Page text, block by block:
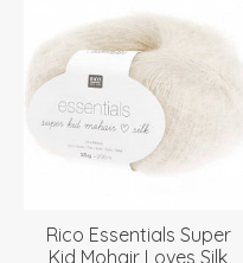
Rico Essentials Super
Kid Mohair Loves Silk